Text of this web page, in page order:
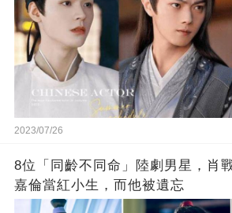
2023/07/26
8位「同齡不同命」陸劇男星，肖
嘉倫當紅小生，而他被遺忘